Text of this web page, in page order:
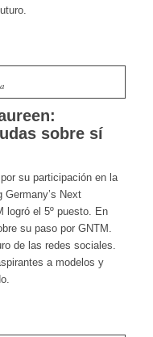
sobre sí
su participación en la
Germany’s Next
logró el 5º puesto. En
su paso por GNTM.
de las redes sociales.
a modelos y